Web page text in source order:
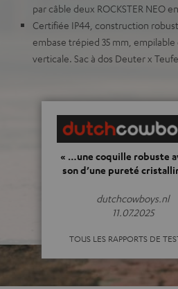
par câble deux ROCKSTER NEO
Certifiée IP44, construction
embase trépied 35 mm, empilable
verticale. Sac à dos Deuter x
« …une coquille robuste
son d’une pureté
dutchcowboys.nl
11.07.2025
TOUS LES RAPPORTS DE